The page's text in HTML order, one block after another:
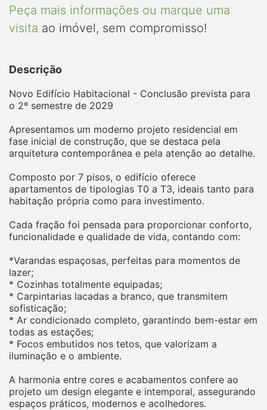
Peça mais informações ou marque uma
visita ao imóvel, sem compromisso!
Descrição
Novo Edifício Habitacional - Conclusão prevista para
o 2º semestre de 2029
Apresentamos um moderno projeto residencial em
fase inicial de construção, que se destaca pela
arquitetura contemporânea e pela atenção ao detalhe.
Composto por 7 pisos, o edifício oferece
apartamentos de tipologias T0 a T3, ideais tanto para
habitação própria como para investimento.
Cada fração foi pensada para proporcionar conforto,
funcionalidade e qualidade de vida, contando com:
*Varandas espaçosas, perfeitas para momentos de
lazer;
* Cozinhas totalmente equipadas;
* Carpintarias lacadas a branco, que transmitem
sofisticação;
* Ar condicionado completo, garantindo bem-estar em
todas as estações;
* Focos embutidos nos tetos, que valorizam a
iluminação e o ambiente.
A harmonia entre cores e acabamentos confere ao
projeto um design elegante e intemporal, assegurando
espaços práticos, modernos e acolhedores.